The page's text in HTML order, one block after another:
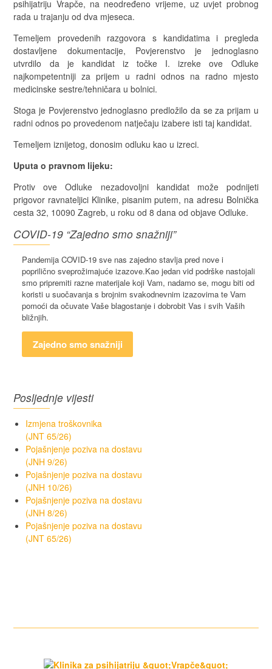
psihijatriju Vrapče, na neodređeno vrijeme, uz uvjet probnog
rada u trajanju od dva mjeseca.
Temeljem provedenih razgovora s kandidatima i pregleda
dostavljene dokumentacije, Povjerenstvo je jednoglasno
utvrdilo da je kandidat iz točke I. izreke ove Odluke
najkompetentniji za prijem u radni odnos na radno mjesto
medicinske sestre/tehničara u bolnici.
Stoga je Povjerenstvo jednoglasno predložilo da se za prijam u
radni odnos po provedenom natječaju izabere isti taj kandidat.
Temeljem iznijetog, donosim odluku kao u izreci.
Uputa o pravnom lijeku:
Protiv ove Odluke nezadovoljni kandidat može podnijeti
prigovor ravnateljici Klinike, pisanim putem, na adresu Bolnička
cesta 32, 10090 Zagreb, u roku od 8 dana od objave Odluke.
COVID-19 “Zajedno smo snažniji”
Pandemija COVID-19 sve nas zajedno stavlja pred nove i
poprilično sveprožimajuće izazove.Kao jedan vid podrške nastojali
smo pripremiti razne materijale koji Vam, nadamo se, mogu biti od
koristi u suočavanja s brojnim svakodnevnim izazovima te Vam
pomoći da očuvate Vaše blagostanje i dobrobit Vas i svih Vaših
bližnjih.
Zajedno smo snažniji
Posljednje vijesti
Izmjena troškovnika
(JNT 65/26)
Pojašnjenje poziva na dostavu
(JNH 9/26)
Pojašnjenje poziva na dostavu
(JNH 10/26)
Pojašnjenje poziva na dostavu
(JNH 8/26)
Pojašnjenje poziva na dostavu
(JNT 65/26)